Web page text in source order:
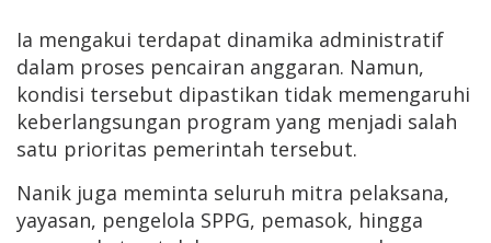
Ia mengakui terdapat dinamika administratif
dalam proses pencairan anggaran. Namun,
kondisi tersebut dipastikan tidak memengaruhi
keberlangsungan program yang menjadi salah
satu prioritas pemerintah tersebut.
Nanik juga meminta seluruh mitra pelaksana,
yayasan, pengelola SPPG, pemasok, hingga